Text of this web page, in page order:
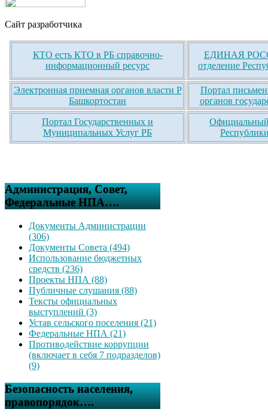
Сайт разработчика
КТО есть КТО в РБ справочно-
информационный ресурс
ЕДИНАЯ
отделение
Электронная приемная органов власти Р
Башкортостан
Портал
органов
Портал Государственных и
Муниципальных Услуг РБ
Официальный
Администрация, Совет,
Федеральные НПА….
Документы Администрации
(306)
Документы Совета (494)
Использование бюджетных
средств (236)
Проекты НПА (88)
Публичные слушания (88)
Тексты официальных
выступлений (3)
Устав сельского поселения (21)
Федеральные НПА (21)
Противодействие коррупции
(включает в себя 7 подразделов)
(9)
Безопасность населения,
правопорядок….